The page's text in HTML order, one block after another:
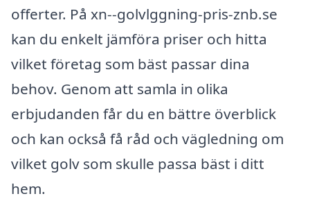
offerter. På xn--golvlggning-pris-znb.se
kan du enkelt jämföra priser och hitta
vilket företag som bäst passar dina
behov. Genom att samla in olika
erbjudanden får du en bättre överblick
och kan också få råd och vägledning om
vilket golv som skulle passa bäst i ditt
hem.